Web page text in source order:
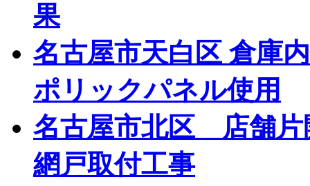
果
名古屋市天白区 倉庫
ポリックパネル使用
名古屋市北区 店舗
網戸取付工事